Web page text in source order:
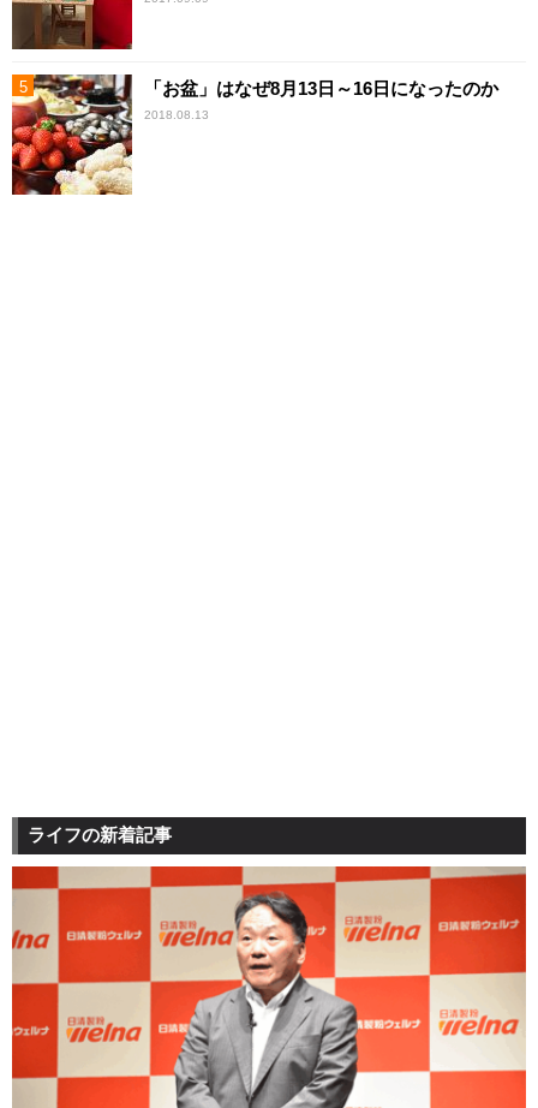
「お盆」はなぜ8月13日～16日になったのか
2018.08.13
ライフの新着記事